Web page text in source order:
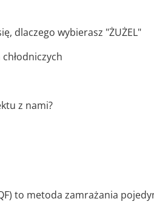
dlaczego wybierasz "ŻUŻEL"
z nami?
to metoda zamrażania